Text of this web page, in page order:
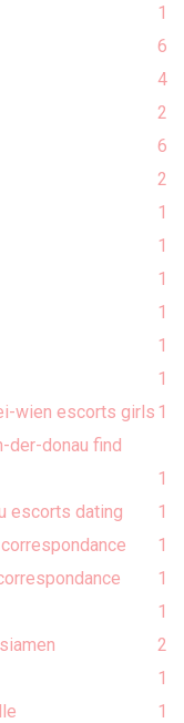
1
6
4
2
6
2
1
1
1
1
1
1
wien escorts girls 1
der-donau find
1
escorts dating
1
1
1
1
2
1
1